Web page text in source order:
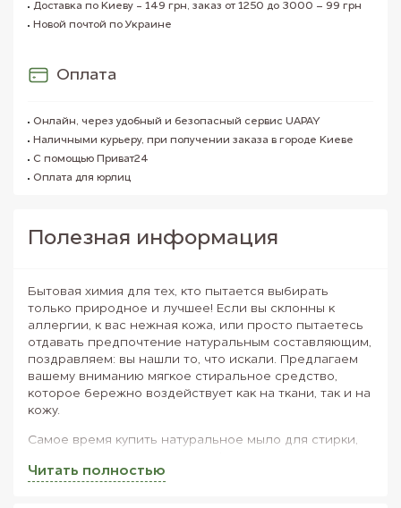
Доставка по Киеву - 149 грн, заказ от 1250 до 3000 – 99 грн
Новой почтой по Украине
Оплата
Онлайн, через удобный и безопасный сервис UAPAY
Наличными курьеру, при получении заказа в городе Киеве
С помощью Приват24
Оплата для юрлиц
Полезная информация
Читать полностью
Бытовая химия для тех, кто пытается выбирать
только природное и лучшее! Если вы склонны к
аллергии, к вас нежная кожа, или просто пытаетесь
отдавать предпочтение натуральным составляющим,
поздравляем: вы нашли то, что искали. Предлагаем
вашему вниманию мягкое стиральное средство,
которое бережно воздействует как на ткани, так и на
кожу.
Самое время купить натуральное мыло для стирки,